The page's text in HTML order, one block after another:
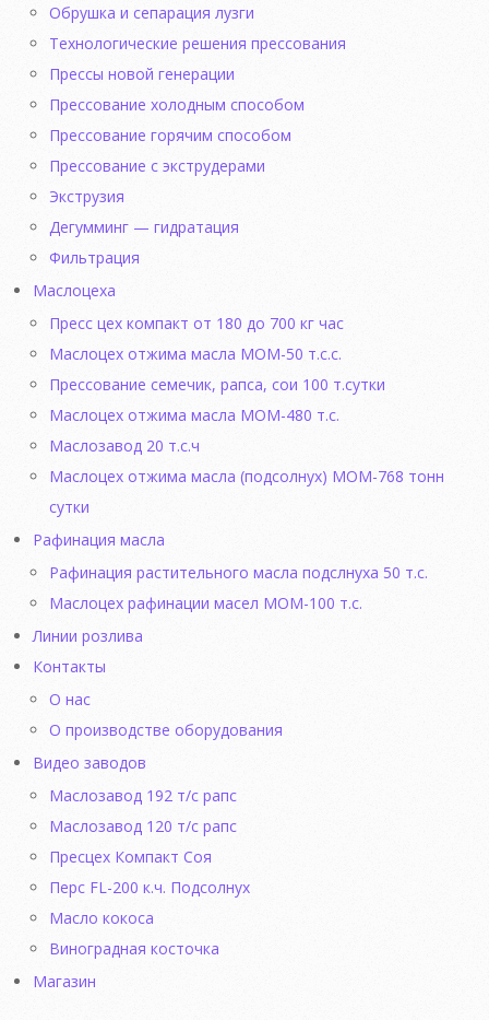
Обрушка и сепарация лузги
Технологические решения прессования
Прессы новой генерации
Прессование холодным способом
Прессование горячим способом
Прессование с экструдерами
Экструзия
Дегумминг — гидратация
Фильтрация
Маслоцеха
Пресс цех компакт от 180 до 700 кг час
Маслоцех отжима масла МОМ-50 т.с.с.
Прессование семечик, рапса, сои 100 т.сутки
Маслоцех отжима масла МОМ-480 т.с.
Маслозавод 20 т.с.ч
Маслоцех отжима масла (подсолнух) МОМ-768 тонн
сутки
Рафинация масла
Рафинация растительного масла подслнуха 50 т.с.
Маслоцех рафинации масел МОМ-100 т.с.
Линии розлива
Контакты
О нас
О производстве оборудования
Видео заводов
Маслозавод 192 т/с рапс
Маслозавод 120 т/с рапс
Пресцех Компакт Соя
Перс FL-200 к.ч. Подсолнух
Масло кокоса
Виноградная косточка
Магазин